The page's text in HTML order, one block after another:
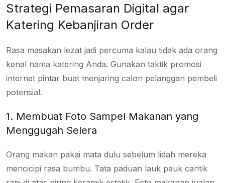
Strategi Pemasaran Digital agar
Katering Kebanjiran Order
Rasa masakan lezat jadi percuma kalau tidak ada orang
kenal nama katering Anda. Gunakan taktik promosi
internet pintar buat menjaring calon pelanggan pembeli
potensial.
1. Membuat Foto Sampel Makanan yang
Menggugah Selera
Orang makan pakai mata dulu sebelum lidah mereka
mencicipi rasa bumbu. Tata paduan lauk pauk cantik